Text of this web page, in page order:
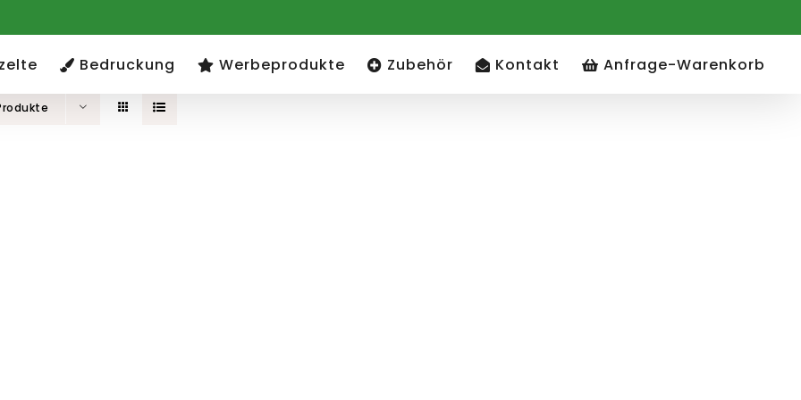
Bedruckung Werbeprodukte Zubehör Kontakt Anfrage-Warenkorb